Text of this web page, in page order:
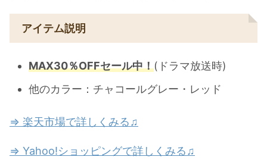
アイテム説明
MAX30％OFFセール中！(ドラマ放送時)
他のカラー：チャコールグレー・レッド
⇒ 楽天市場で詳しくみる♫
⇒ Yahoo!ショッピングで詳しくみる♫